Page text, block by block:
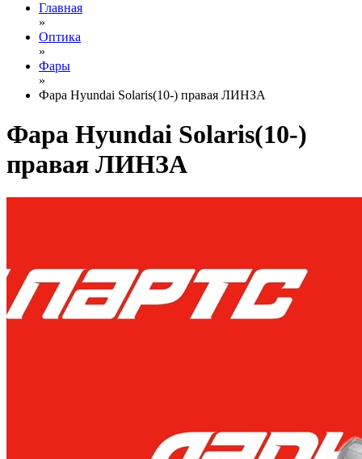
Главная
»
Оптика
»
Фары
»
Фара Hyundai Solaris(10-) правая ЛИНЗА
Фара Hyundai Solaris(10-)
правая ЛИНЗА